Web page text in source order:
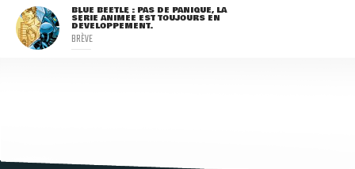
BLUE BEETLE : PAS DE PANIQUE, LA
SÉRIE ANIMÉE EST TOUJOURS EN
DÉVELOPPEMENT.
BRÈVE